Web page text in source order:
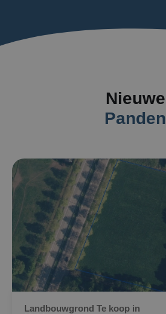
Nieuwe
Panden
Landbouwgrond Te koop in